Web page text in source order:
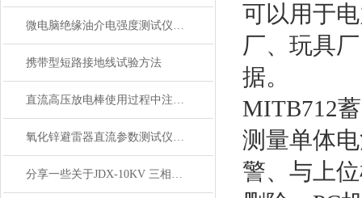
微电脑绝缘油介电强度测试仪特点技术参数
携带型短路接地线试验方法
直流高压放电棒使用过程中注意事项
氧化锌避雷器直流参数测试仪的现场检测
分享一些关于JDX-10KV 三相短路接地线的小知识
可以用于
厂、玩具
据。
MITB712
测量单体
警、与上